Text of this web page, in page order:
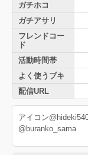
ガチホコ
ガチアサリ
フレンドコー
ド
活動時間帯
よく使うブキ
配信URL
アイコン
@buranko_sama